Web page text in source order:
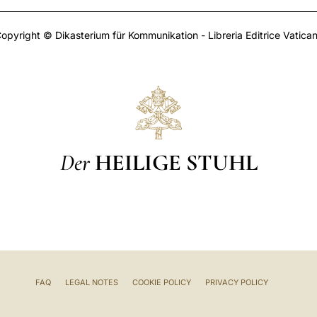
© Dikasterium für Kommunikation - Libreria Editrice
Der HEILIGE STUHL
FAQ LEGAL NOTES COOKIE POLICY PRIVACY POLICY